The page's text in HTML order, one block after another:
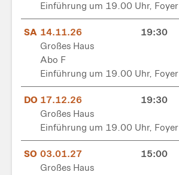
Einführung um 19.00 Uhr, Foyer
SA 14.11.26
19:30
Großes Haus
Abo F
Einführung um 19.00 Uhr, Foyer
DO 17.12.26
19:30
Großes Haus
Einführung um 19.00 Uhr, Foyer
SO 03.01.27
15:00
Großes Haus